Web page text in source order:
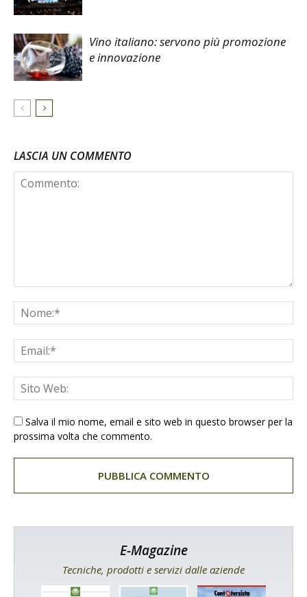
Vino italiano: servono più promozione
e innovazione
LASCIA UN COMMENTO
Salva il mio nome, email e sito web in questo browser per la
prossima volta che commento.
E-Magazine
Tecniche, prodotti e servizi dalle aziende